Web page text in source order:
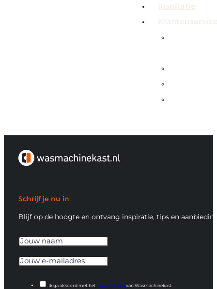
Inspiratie
Schrijf je nu in
Blijf op de hoogte en ontvang inspiratie, tips en
Ik ga akkoord met het privacybeleidvan Wasmachinekast.